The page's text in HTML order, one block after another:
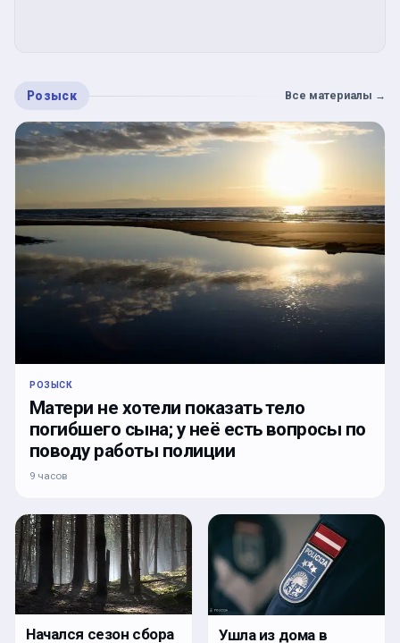
Розыск Все материалы →
РОЗЫСК
Матери не хотели показать тело
погибшего сына; у неё есть вопросы по
поводу работы полиции
9 часов
Начался сезон сбора
Ушла из дома в